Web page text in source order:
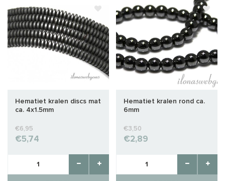
Hematiet kralen discs mat
ca. 4x1.5mm
€6,95
€5,74
Hematiet kralen rond ca.
6mm
€3,50
€2,89